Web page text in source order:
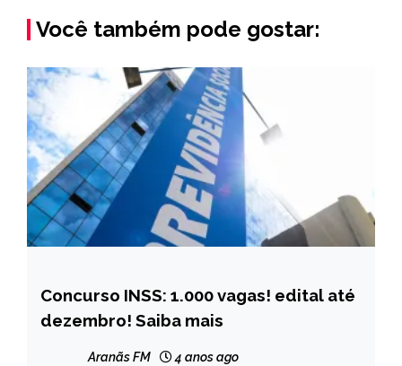
Você também pode gostar:
BRASIL
NOTÍCIAS
Concurso INSS: 1.000 vagas! edital até
dezembro! Saiba mais
Aranãs FM 4 anos ago